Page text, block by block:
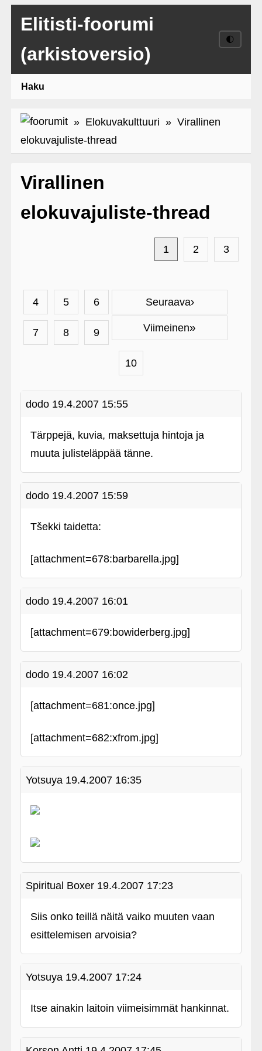
Elitisti-foorumi
(arkistoversio)
🌓
Haku
» Elokuvakulttuuri » Virallinen
elokuvajuliste-thread
Virallinen
elokuvajuliste-thread
Seuraava›
Viimeinen»
1 2 3
4 5 6
7 8 9
10
dodo 19.4.2007 15:55
Tärppejä, kuvia, maksettuja hintoja ja
muuta julisteläppää tänne.
dodo 19.4.2007 15:59
Tšekki taidetta:
[attachment=678:barbarella.jpg]
dodo 19.4.2007 16:01
[attachment=679:bowiderberg.jpg]
dodo 19.4.2007 16:02
[attachment=681:once.jpg]
[attachment=682:xfrom.jpg]
Yotsuya 19.4.2007 16:35
Spiritual Boxer 19.4.2007 17:23
Siis onko teillä näitä vaiko muuten vaan
esittelemisen arvoisia?
Yotsuya 19.4.2007 17:24
Itse ainakin laitoin viimeisimmät hankinnat.